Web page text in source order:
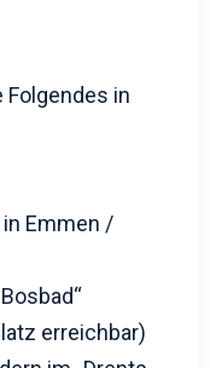
in
Emmen /
erreichbar)
im „Drents-